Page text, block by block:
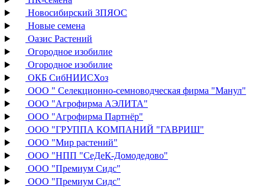
Новосибирский ЗПЯОС
Новые семена
Оазис Растений
Огородное изобилие
Огородное изобилие
ОКБ СибНИИСХоз
ООО " Селекционно-семноводческая фирма "Манул"
ООО "Агрофирма АЭЛИТА"
ООО "Агрофирма Партнёр"
ООО "ГРУППА КОМПАНИЙ "ГАВРИШ"
ООО "Мир растений"
ООО "НПП "СеДеК-Домодедово"
ООО "Премиум Сидс"
ООО "Премиум Сидс"